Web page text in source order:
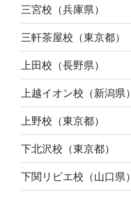
三宮校（兵庫県）
三軒茶屋校（東京都）
上田校（長野県）
上越イオン校（新潟県）
上野校（東京都）
下北沢校（東京都）
下関リピエ校（山口県）